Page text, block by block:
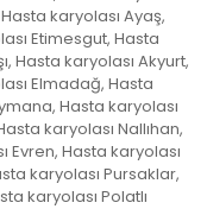
karyolası Ayaş,
Etimesgut, Hasta
Hasta karyolası Akyurt,
Elmadağ, Hasta
Hasta karyolası
karyolası Nallıhan,
Evren, Hasta karyolası
karyolası Pursaklar,
karyolası Polatlı